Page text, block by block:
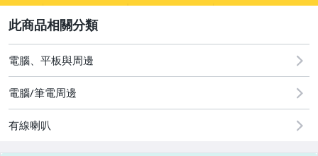
古董、藝術與礦石
手機、配件與通訊
電腦、平板與周邊
電腦/筆電周邊
有線喇叭